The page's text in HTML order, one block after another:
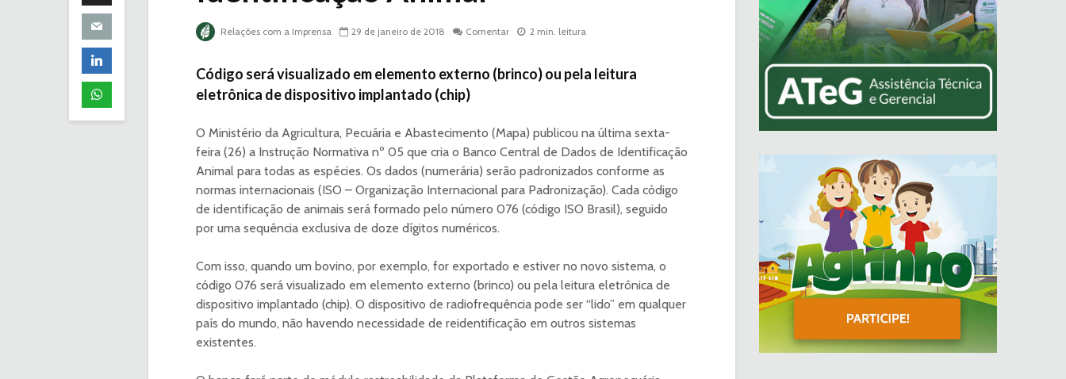
Relações com a Imprensa 29 de janeiro de 2018 Comentar 2 min. leitura
Código será visualizado em elemento externo (brinco) ou pela leitura
eletrônica de dispositivo implantado (chip)
O Ministério da Agricultura, Pecuária e Abastecimento (Mapa) publicou na última sexta-
feira (26) a Instrução Normativa nº 05 que cria o Banco Central de Dados de Identificação
Animal para todas as espécies. Os dados (numerária) serão padronizados conforme as
normas internacionais (ISO – Organização Internacional para Padronização). Cada código
de identificação de animais será formado pelo número 076 (código ISO Brasil), seguido
por uma sequência exclusiva de doze dígitos numéricos.
Com isso, quando um bovino, por exemplo, for exportado e estiver no novo sistema, o
código 076 será visualizado em elemento externo (brinco) ou pela leitura eletrônica de
dispositivo implantado (chip). O dispositivo de radiofrequência pode ser “lido” em qualquer
país do mundo, não havendo necessidade de reidentificação em outros sistemas
existentes.